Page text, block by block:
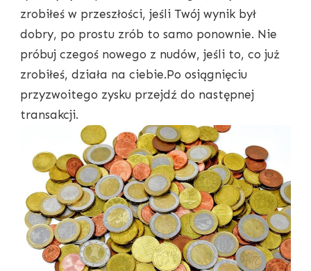
zrobiłeś w przeszłości, jeśli Twój wynik był
dobry, po prostu zrób to samo ponownie. Nie
próbuj czegoś nowego z nudów, jeśli to, co już
zrobiłeś, działa na ciebie.Po osiągnięciu
przyzwoitego zysku przejdź do następnej
transakcji.